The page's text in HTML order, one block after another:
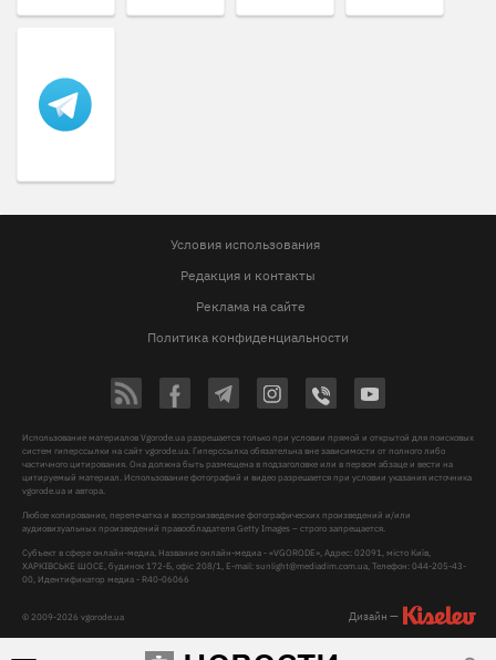
Условия использования
Редакция и контакты
Реклама на сайте
Политика конфиденциальности
© 2009-2026 vgorode.ua
Использование материалов Vgorode.ua разрешается только при условии прямой и открытой для поисковых
систем гиперссылки на сайт vgorode.ua. Гиперссылка обязательна вне зависимости от полного либо
частичного цитирования. Она должна быть размещена в подзаголовке или в первом абзаце и вести на
цитируемый материал. Использование фотографий и видео разрешается при условии указания источника
vgorode.ua и автора.
Любое копирование, перепечатка и воспроизведение фотографических произведений и/или
аудиовизуальных произведений правообладателя Getty Images – строго запрещается.
Субъект в сфере онлайн-медиа, Название онлайн-медиа - «VGORODE», Адрес: 02091, місто Київ,
ХАРКІВСЬКЕ ШОСЕ, будинок 172-Б, офіс 208/1, E-mail:sunlight@mediadim.com.ua, Телефон: 044-205-43-
00, Идентификатор медиа - R40-06066
Дизайн —